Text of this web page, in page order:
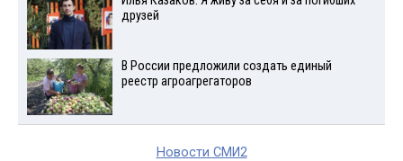
друзей
В России предложили создать единый
реестр агроагрегаторов
Новости СМИ2